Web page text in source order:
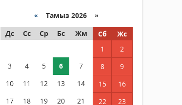
« Тамыз 2026 »
Дс
Сс Ср Бс Жм Сб
Жс
1
2
3
4 5 6 7 8
9
10
11 12 13 14 15
16
17
18 19 20 21 22 23